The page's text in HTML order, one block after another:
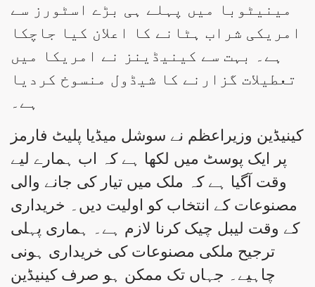
مینیٹوبا میں پہلے ہی بڑے اسٹورز سے
امریکی شراب ہٹانے کا اعلان کیا جاچکا
ہے۔ بہت سے کینیڈینز نے امریکا میں
تعطیلات گزارنے کا شیڈول منسوخ کردیا
ہے۔
کینیڈین وزیراعظم نے سوشل میڈیا پلیٹ فارمز
پر ایک پوسٹ میں لکھا ہے کہ اب ہمارے لیے
وقت آگیا ہے کہ ملک میں تیار کی جانے والی
مصنوعات کے انتخاب کو اولیت دیں۔ خریداری
کے وقت لیبل چیک کرنا لازم ہے۔ ہماری پہلی
ترجیح ملکی مصنوعات کی خریداری ہونی
چاہیے۔ جہاں تک ممکن ہو صرف کینیڈین